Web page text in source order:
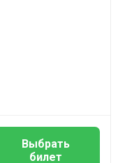
Выбрать
билет